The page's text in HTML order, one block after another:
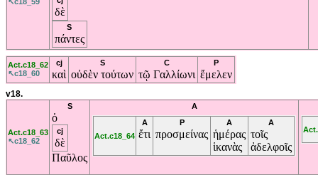
δὲ
S
πάντες
Act.c18_62
↖c18_60
cj
καὶ
S
οὐδὲν τούτων
C
τῷ Γαλλίωνι
P
ἔμελεν
v18.
Act.c18_63
↖c18_62
S
ὁ
cj
δὲ
Παῦλος
A
Act.c18_64
A
ἔτι
P
προσμείνας
A
ἡμέρας
ἱκανὰς
A
τοῖς
ἀδελφοῖς